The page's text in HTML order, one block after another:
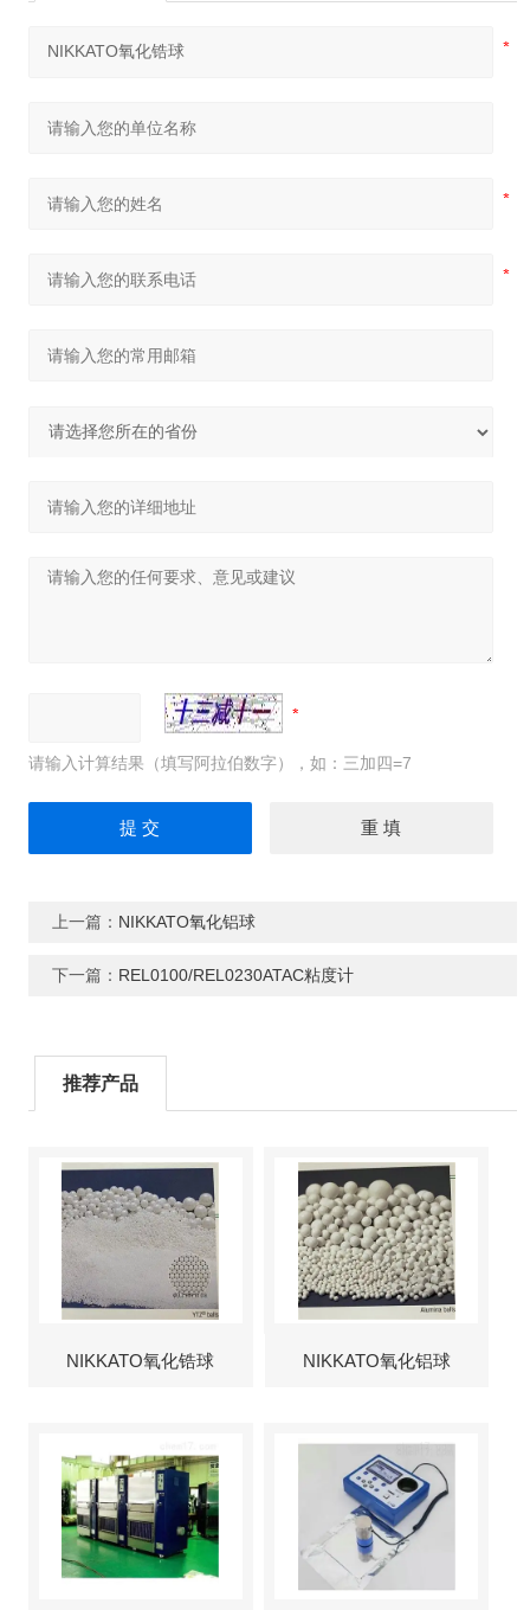
请输入计算结果（填写阿拉伯数字），如：三加四=7
上一篇： NIKKATO氧化铝球
下一篇： REL0100/REL0230ATAC粘度计
推荐产品
NIKKATO氧化锆球 NIKKATO氧化铝球